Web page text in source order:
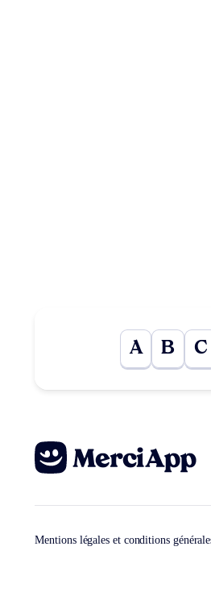
A B C
Mentions légales et conditions